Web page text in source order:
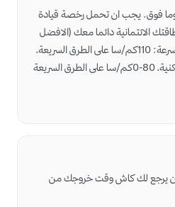
عمرك 25 سنة وما فوق. يجب ان تحمل رخصة قيادة
الائتمانية دائما معك (الافضل
هما فيزا وماستر كارد). حدود السرعة: 110كم/سا على الطرق السريعة،
50-70كم/سا في المناطق السكنية، 80-0كم/سا على الطرق السريعة
يرجع لك كاش وقت خروجك من